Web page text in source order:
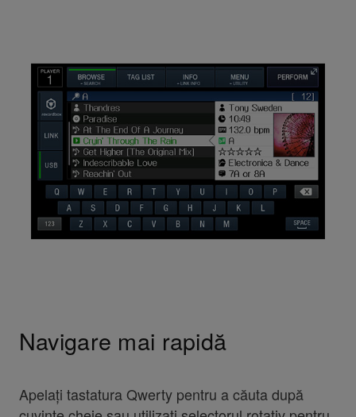
Navigare mai rapidă
Apelați tastatura Qwerty pentru a căuta după